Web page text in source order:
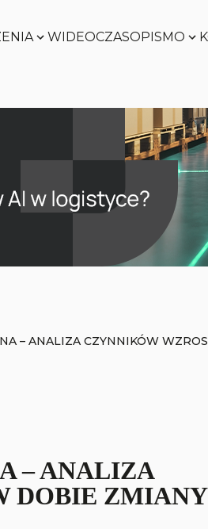
Zobacz
WIDEOCZASOPISMO
Zobacz
Zobacz
– ANALIZA CZYNNIKÓW
– ANALIZA
DOBIE ZMIANY